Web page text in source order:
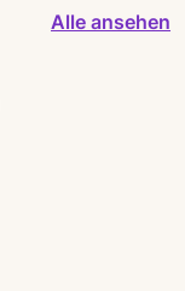
Alle ansehen